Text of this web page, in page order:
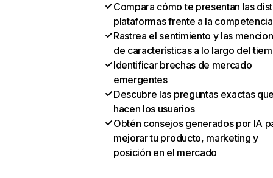
Compara cómo te presentan las
plataformas frente a la competencia
Rastrea el sentimiento y las
de características a lo largo del
Identificar brechas de mercado
emergentes
Descubre las preguntas exactas
hacen los usuarios
Obtén consejos generados por IA
mejorar tu producto, marketing y
posición en el mercado